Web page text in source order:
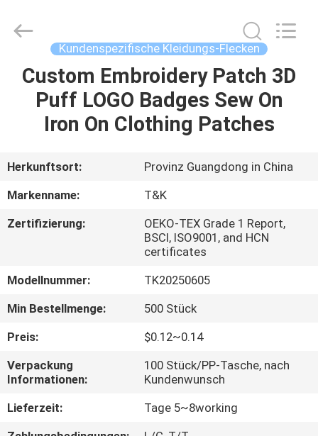
HAUS
PRODUKTE
ÜBER
UNS
FABRIK-
QUALITÄTSKONTROLLE
SIE
MIT
Accessories
Co.,Ltd.
Kundenspezifische Kleidungs-Flecken
Custom Embroidery Patch 3D
Puff LOGO Badges Sew On
Iron On Clothing Patches
Herkunftsort:
Provinz Guangdong in China
Markenname:
T&K
Zertifizierung:
OEKO-TEX Grade 1 Report,
BSCI, ISO9001, and HCN
certificates
Modellnummer:
TK20250605
Min Bestellmenge:
500 Stück
Preis:
$0.12~0.14
Verpackung
Informationen:
100 Stück/PP-Tasche, nach
Kundenwunsch
Lieferzeit:
Tage 5~8working